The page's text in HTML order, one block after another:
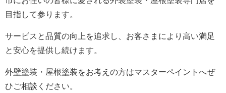
目指して参ります。
サービスと品質の向上を追求し、お客さまにより高い満足
と安心を提供し続けます。
外壁塗装・屋根塗装をお考えの方はマスターペイントへぜ
ひご相談ください。